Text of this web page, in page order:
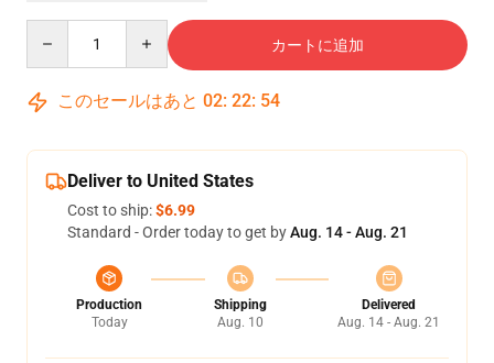
カートに追加
このセールはあと 02: 22: 53
Deliver to United States
Cost to ship:$6.99
Standard - Order today to get byAug. 14 - Aug. 21
Production
Today
Shipping
Aug. 10
Delivered
Aug. 14 - Aug. 21